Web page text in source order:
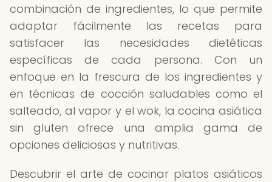
combinación de ingredientes, lo que permite
adaptar fácilmente las recetas para
satisfacer las necesidades dietéticas
específicas de cada persona. Con un
enfoque en la frescura de los ingredientes y
en técnicas de cocción saludables como el
salteado, al vapor y el wok, la cocina asiática
sin gluten ofrece una amplia gama de
opciones deliciosas y nutritivas.
Descubrir el arte de cocinar platos asiáticos